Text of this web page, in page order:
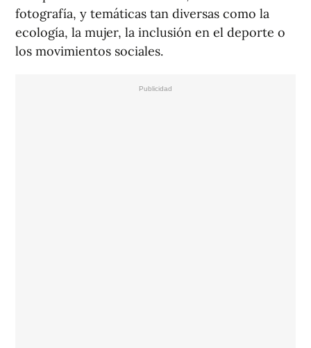
fotografía, y temáticas tan diversas como la
ecología, la mujer, la inclusión en el deporte o
los movimientos sociales.